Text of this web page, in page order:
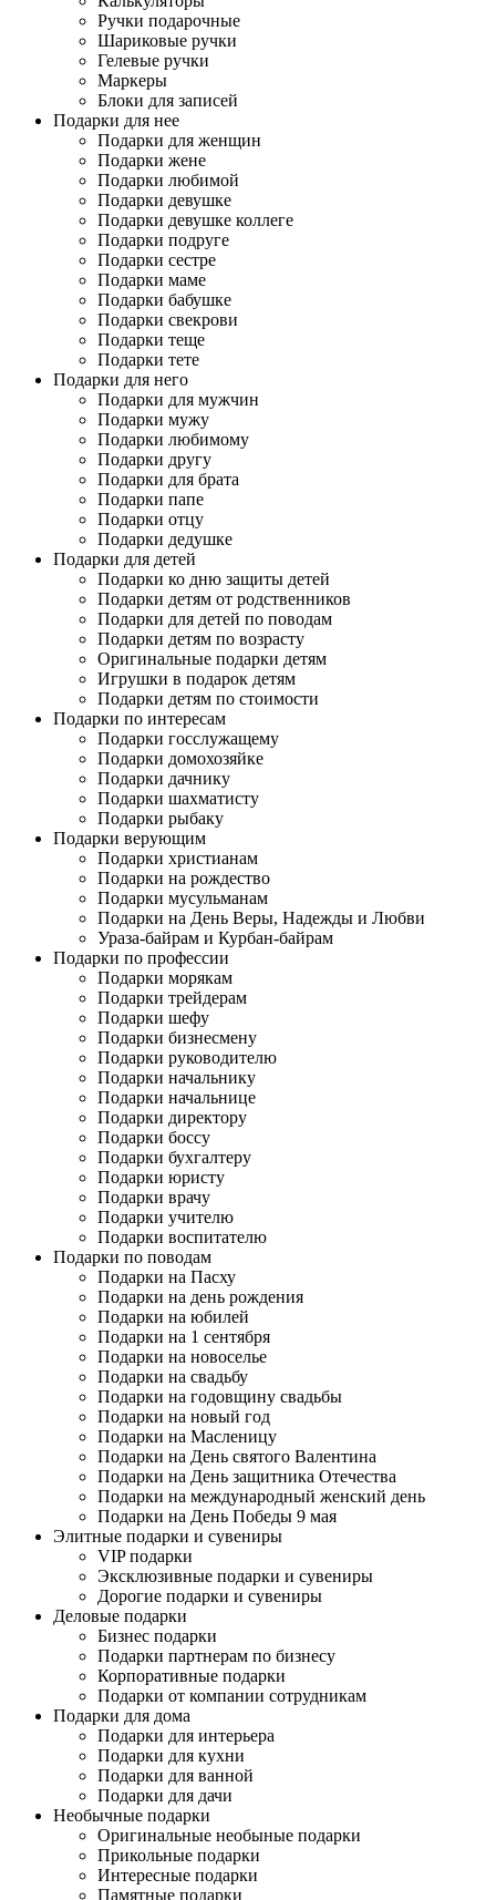
Ручки подарочные
Шариковые ручки
Гелевые ручки
Маркеры
Блоки для записей
Подарки для нее
Подарки для женщин
Подарки жене
Подарки любимой
Подарки девушке
Подарки девушке коллеге
Подарки подруге
Подарки сестре
Подарки маме
Подарки бабушке
Подарки свекрови
Подарки теще
Подарки тете
Подарки для него
Подарки для мужчин
Подарки мужу
Подарки любимому
Подарки другу
Подарки для брата
Подарки папе
Подарки отцу
Подарки дедушке
Подарки для детей
Подарки ко дню защиты детей
Подарки детям от родственников
Подарки для детей по поводам
Подарки детям по возрасту
Оригинальные подарки детям
Игрушки в подарок детям
Подарки детям по стоимости
Подарки по интересам
Подарки госслужащему
Подарки домохозяйке
Подарки дачнику
Подарки шахматисту
Подарки рыбаку
Подарки верующим
Подарки христианам
Подарки на рождество
Подарки мусульманам
Подарки на День Веры, Надежды и Любви
Ураза-байрам и Курбан-байрам
Подарки по профессии
Подарки морякам
Подарки трейдерам
Подарки шефу
Подарки бизнесмену
Подарки руководителю
Подарки начальнику
Подарки начальнице
Подарки директору
Подарки боссу
Подарки бухгалтеру
Подарки юристу
Подарки врачу
Подарки учителю
Подарки воспитателю
Подарки по поводам
Подарки на Пасху
Подарки на день рождения
Подарки на юбилей
Подарки на 1 сентября
Подарки на новоселье
Подарки на свадьбу
Подарки на годовщину свадьбы
Подарки на новый год
Подарки на Масленицу
Подарки на День святого Валентина
Подарки на День защитника Отечества
Подарки на международный женский день
Подарки на День Победы 9 мая
Элитные подарки и сувениры
VIP подарки
Эксклюзивные подарки и сувениры
Дорогие подарки и сувениры
Деловые подарки
Бизнес подарки
Подарки партнерам по бизнесу
Корпоративные подарки
Подарки от компании сотрудникам
Подарки для дома
Подарки для интерьера
Подарки для кухни
Подарки для ванной
Подарки для дачи
Необычные подарки
Оригинальные необыные подарки
Прикольные подарки
Интересные подарки
Памятные подарки